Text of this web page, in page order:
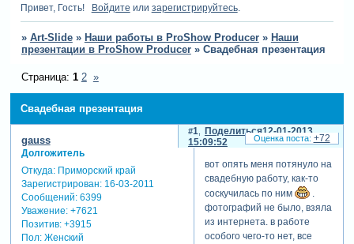
Привет, Гость! Войдите или зарегистрируйтесь.
» Art-Slide » Наши работы в ProShow Producer » Наши
презентации в ProShow Producer » Свадебная презентация
Свадебная презентация
Страница: 1 2 »
Поделиться
1
12-01-2013
15:09:52
gauss
Долгожитель
Откуда:Приморский край
Зарегистрирован: 16-03-2011
Сообщений:6399
Уважение: +7621
Позитив: +3915
Пол:Женский
вот опять меня потянуло на
свадебную работу, как-то
соскучилась по ним
.
фотографий не было, взяла
из интернета. в работе
особого чего-то нет, все
+72